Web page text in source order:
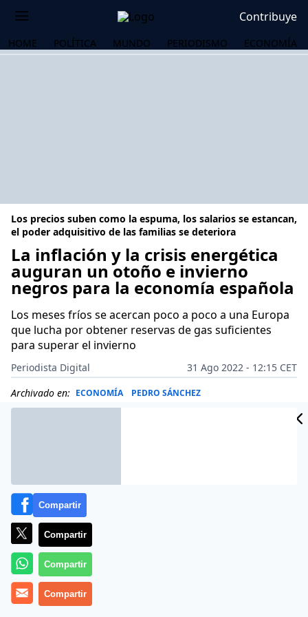
Contribuye
HOME POLÍTICA MUNDO PERIODISMO ECONOMÍA
Los precios suben como la espuma, los salarios se estancan,
el poder adquisitivo de las familias se deteriora
La inflación y la crisis energética
auguran un otoño e invierno
negros para la economía española
Los meses fríos se acercan poco a poco a una Europa
que lucha por obtener reservas de gas suficientes
para superar el invierno
Periodista Digital
31 Ago 2022 - 12:15 CET
Archivado en: ECONOMÍA PEDRO SÁNCHEZ
Compartir
Compartir
Compartir
Compartir